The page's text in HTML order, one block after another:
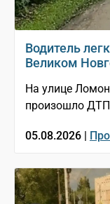
Водитель
Великом
На улице
произошло ДТП
05.08.2026 |